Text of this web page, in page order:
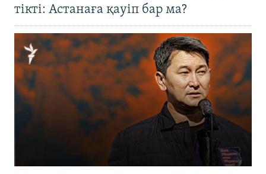
тікті: Астанаға қауіп бар ма?